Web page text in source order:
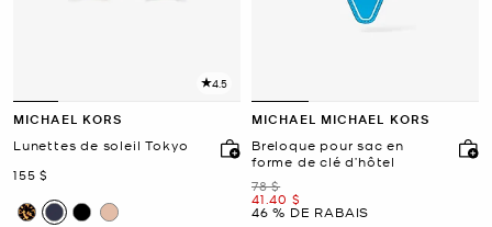
4.5
MICHAEL KORS
Lunettes de soleil Tokyo
maintenant
155 $
MICHAEL MICHAEL KORS
Breloque pour sac en
forme de clé d’hôtel
était
78 $
maintenant
41.40 $
46 % DE RABAIS